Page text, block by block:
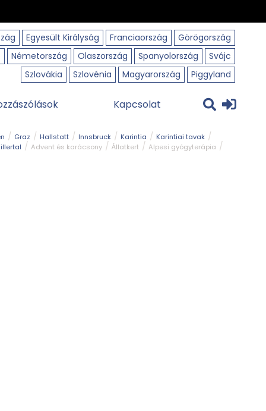
Egyesült Királyság Franciaország
Görögország
Németország Olaszország Spanyolország
Svájc
Szlovákia
Szlovénia Magyarország Piggyland
Kapcsolat
Graz Hallstatt Innsbruck Karintia
Karintiai tavak
Advent és karácsony Állatkert Alpesi gyógyterápia